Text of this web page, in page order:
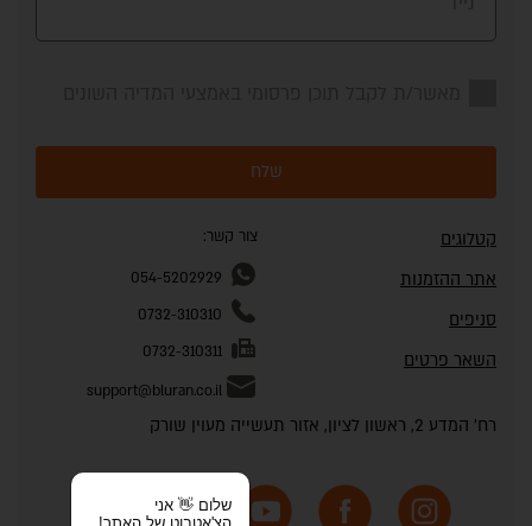
שלח
קטלוגים
אתר ההזמנות
סניפים
השאר פרטים
צור קשר:
054-5202929
0732-310310
0732-310311
support@bluran.co.il
רח' המדע 2, ראשון לציון, אזור תעשייה מעוין שורק
שלום 👋 אני